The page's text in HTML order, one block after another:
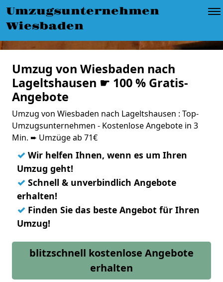
Umzugsunternehmen
Wiesbaden
Umzug von Wiesbaden nach
Lageltshausen ☛ 100 % Gratis-
Angebote
Umzug von Wiesbaden nach Lageltshausen : Top-
Umzugsunternehmen - Kostenlose Angebote in 3
Min. ➨ Umzüge ab 71€
✓ Wir helfen Ihnen, wenn es um Ihren
Umzug geht!
✓ Schnell & unverbindlich Angebote
erhalten!
✓ Finden Sie das beste Angebot für Ihren
Umzug!
blitzschnell kostenlose Angebote
erhalten